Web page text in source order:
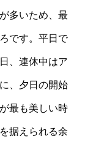
多いため、最
です。平日で
、連休中はア
、夕日の開始
最も美しい時
据えられる余